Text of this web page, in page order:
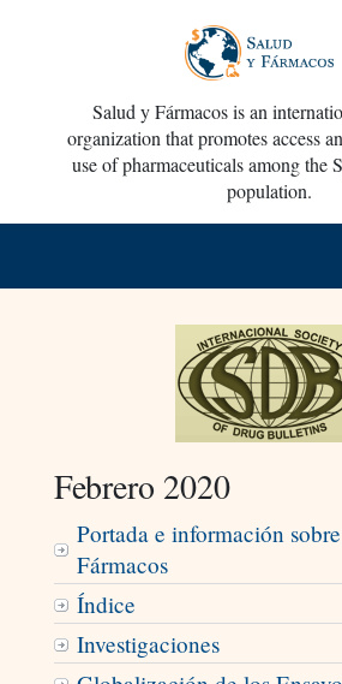
Salud y Fármacos is an
organization that promotes access
use of pharmaceuticals among the
population.
Febrero 2020
Portada e información
Fármacos
Índice
Investigaciones